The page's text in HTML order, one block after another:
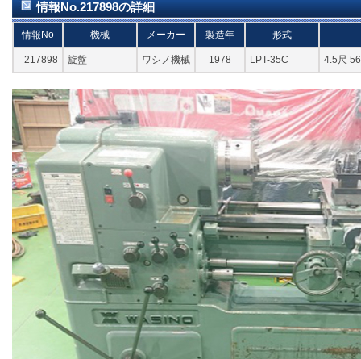
情報No.217898の詳細
情報No 機械 メーカー 製造年 形式
217898 旋盤 ワシノ機械 1978 LPT-35C 4.5尺